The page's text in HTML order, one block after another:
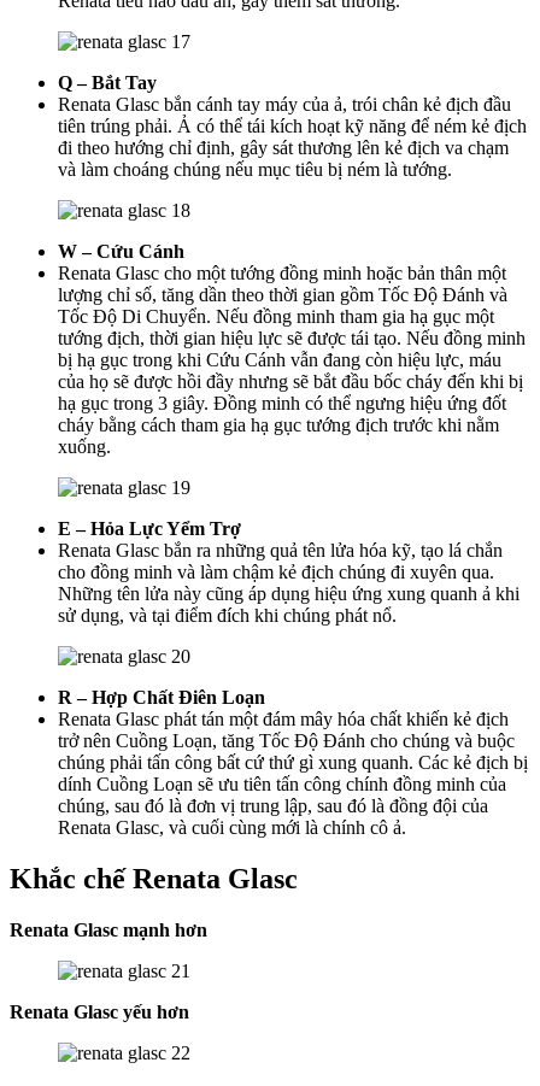
Q – Bắt Tay
Renata Glasc bắn cánh tay máy của ả, trói chân kẻ địch đầu
tiên trúng phải. Ả có thể tái kích hoạt kỹ năng để ném kẻ địch
đi theo hướng chỉ định, gây sát thương lên kẻ địch va chạm
và làm choáng chúng nếu mục tiêu bị ném là tướng.
W – Cứu Cánh
Renata Glasc cho một tướng đồng minh hoặc bản thân một
lượng chỉ số, tăng dần theo thời gian gồm Tốc Độ Đánh và
Tốc Độ Di Chuyển. Nếu đồng minh tham gia hạ gục một
tướng địch, thời gian hiệu lực sẽ được tái tạo. Nếu đồng minh
bị hạ gục trong khi Cứu Cánh vẫn đang còn hiệu lực, máu
của họ sẽ được hồi đầy nhưng sẽ bắt đầu bốc cháy đến khi bị
hạ gục trong 3 giây. Đồng minh có thể ngưng hiệu ứng đốt
cháy bằng cách tham gia hạ gục tướng địch trước khi nằm
xuống.
E – Hỏa Lực Yểm Trợ
Renata Glasc bắn ra những quả tên lửa hóa kỹ, tạo lá chắn
cho đồng minh và làm chậm kẻ địch chúng đi xuyên qua.
Những tên lửa này cũng áp dụng hiệu ứng xung quanh ả khi
sử dụng, và tại điểm đích khi chúng phát nổ.
R – Hợp Chất Điên Loạn
Renata Glasc phát tán một đám mây hóa chất khiến kẻ địch
trở nên Cuồng Loạn, tăng Tốc Độ Đánh cho chúng và buộc
chúng phải tấn công bất cứ thứ gì xung quanh. Các kẻ địch bị
dính Cuồng Loạn sẽ ưu tiên tấn công chính đồng minh của
chúng, sau đó là đơn vị trung lập, sau đó là đồng đội của
Renata Glasc, và cuối cùng mới là chính cô ả.
Khắc chế Renata Glasc
Renata Glasc mạnh hơn
Renata Glasc yếu hơn